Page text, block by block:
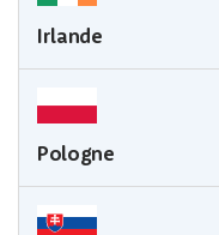
Irlande
Pologne